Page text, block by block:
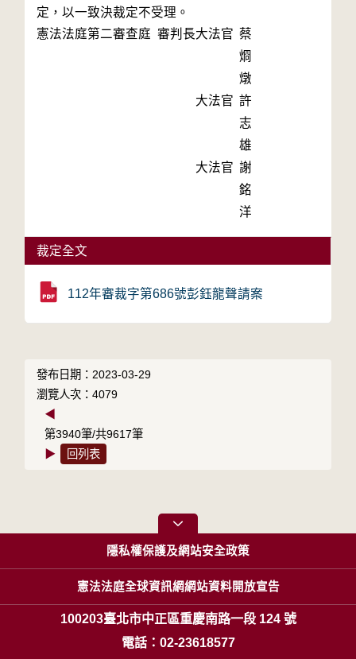
定，以一致決裁定不受理。
憲法法庭第二審查庭 審判長大法官 蔡
烱
燉
大法官 許
志
雄
大法官 謝
銘
洋
裁定全文
112年審裁字第686號彭鈺龍聲請案
發布日期：2023-03-29
瀏覽人次：4079
◀
第3940筆/共9617筆
▶
回列表
隱私權保護及網站安全政策
憲法法庭全球資訊網網站資料開放宣告
100203臺北市中正區重慶南路一段 124 號
電話：02-23618577